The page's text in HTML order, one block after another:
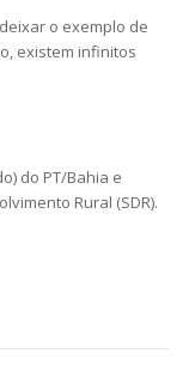
o exemplo de
existem infinitos
do PT/Bahia e
Rural (SDR).